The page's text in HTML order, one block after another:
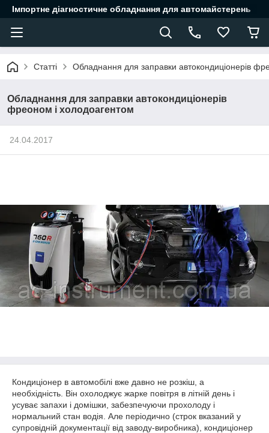
Імпортне діагностичне обладнання для автомайстерень
Статті Обладнання для заправки автокондиціонерів
Обладнання для заправки автокондиціонерів
фреоном і холодоагентом
24.04.2017
Кондиціонер в автомобілі вже давно не розкіш, а
необхідність. Він охолоджує жарке повітря в літній день і
усуває запахи і домішки, забезпечуючи прохолоду і
нормальний стан водія. Але періодично (строк вказаний у
супровідній документації від заводу-виробника), кондиціонер